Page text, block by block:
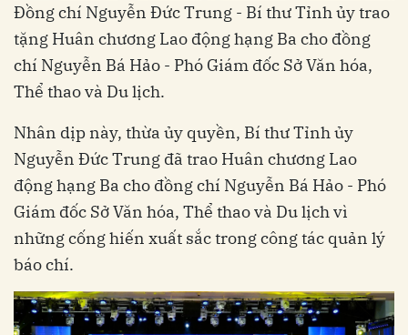
Đồng chí Nguyễn Đức Trung - Bí thư Tỉnh ủy trao
tặng Huân chương Lao động hạng Ba cho đồng
chí Nguyễn Bá Hảo - Phó Giám đốc Sở Văn hóa,
Thể thao và Du lịch.
Nhân dịp này, thừa ủy quyền, Bí thư Tỉnh ủy
Nguyễn Đức Trung đã trao Huân chương Lao
động hạng Ba cho đồng chí Nguyễn Bá Hảo - Phó
Giám đốc Sở Văn hóa, Thể thao và Du lịch vì
những cống hiến xuất sắc trong công tác quản lý
báo chí.